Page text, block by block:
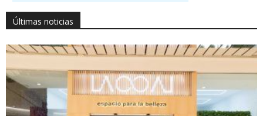
Últimas noticias